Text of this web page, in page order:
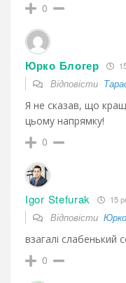
0
Юрко Блогер
Відповісти
Я не сказав, що
цьому напрямку!
0
Igor Stefurak 15
Відповісти
взагалі слабенький
0